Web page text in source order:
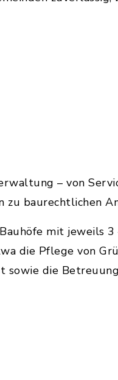
– von
zu baurechtlichen
mit jeweils
die Pflege von
sowie die